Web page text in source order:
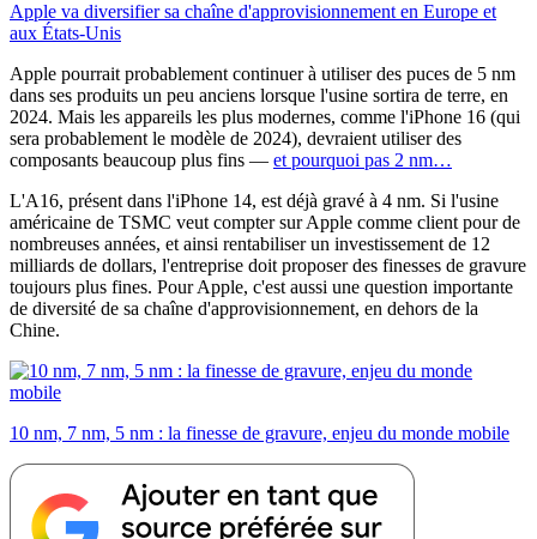
Apple va diversifier sa chaîne d'approvisionnement en Europe et
aux États-Unis
Apple pourrait probablement continuer à utiliser des puces de 5 nm
dans ses produits un peu anciens lorsque l'usine sortira de terre, en
2024. Mais les appareils les plus modernes, comme l'iPhone 16 (qui
sera probablement le modèle de 2024), devraient utiliser des
composants beaucoup plus fins — et pourquoi pas 2 nm…
L'A16, présent dans l'iPhone 14, est déjà gravé à 4 nm. Si l'usine
américaine de TSMC veut compter sur Apple comme client pour de
nombreuses années, et ainsi rentabiliser un investissement de 12
milliards de dollars, l'entreprise doit proposer des finesses de gravure
toujours plus fines. Pour Apple, c'est aussi une question importante
de diversité de sa chaîne d'approvisionnement, en dehors de la
Chine.
10 nm, 7 nm, 5 nm : la finesse de gravure, enjeu du monde mobile